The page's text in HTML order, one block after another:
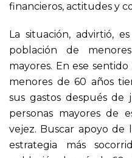
financieros, actitudes y
La situación, advirtió,
población de
mayores. En ese
menores de 60 años
sus gastos después de
personas mayores de
vejez. Buscar apoyo de
estrategia más